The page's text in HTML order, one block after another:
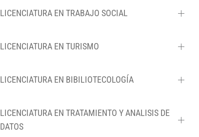
LICENCIATURA EN TRABAJO SOCIAL
LICENCIATURA EN TURISMO
LICENCIATURA EN BIBILIOTECOLOGÍA
LICENCIATURA EN TRATAMIENTO Y ANALISIS DE
DATOS